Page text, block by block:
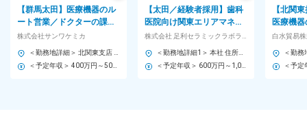
【群馬太田】医療機器のル
ート営業／ドクターの課題
解決をサポート！福利厚生
充実×働きやすさ重視の社風
株式会社サンワケミカ
【太田／経験者採用】歯科
医院向け関東エリアマネー
ジャー候補◆／安定の医療
業界でキャリアアップ
【北関
医療機
価制度
127日
白水貿易